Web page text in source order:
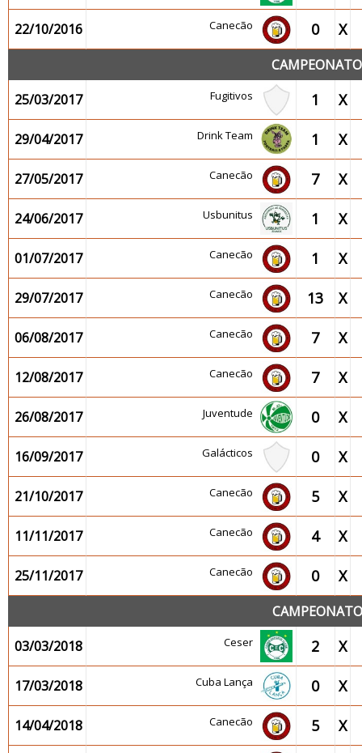
22/10/2016 Canecão 0 X
25/03/2017
Fugitivos 1 X
29/04/2017 Drink Team 1 X
27/05/2017 Canecão 7 X
24/06/2017 Usbunitus 1 X
01/07/2017 Canecão 1 X
29/07/2017 Canecão 13 X
06/08/2017 Canecão 7 X
12/08/2017 Canecão 7 X
26/08/2017 Juventude 0 X
16/09/2017 Galácticos 0 X
21/10/2017 Canecão 5 X
11/11/2017 Canecão 4 X
25/11/2017 Canecão 0 X
03/03/2018
Ceser 2 X
17/03/2018 Cuba Lança 0 X
14/04/2018 Canecão 5 X